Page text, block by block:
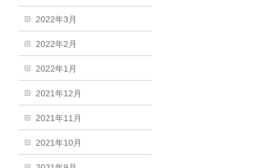
2022年3月
2022年2月
2022年1月
2021年12月
2021年11月
2021年10月